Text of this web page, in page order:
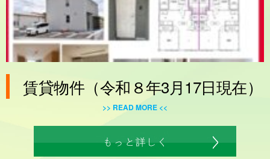
賃貸物件（令和８年3月17日現在）
>> READ MORE <<